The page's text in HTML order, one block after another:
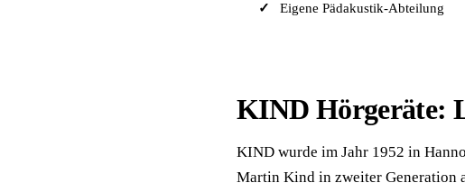
Eigene Pädakustik-Abteilung
KIND Hörgeräte:
KIND wurde im Jahr 1952 in
Martin Kind in zweiter Generation